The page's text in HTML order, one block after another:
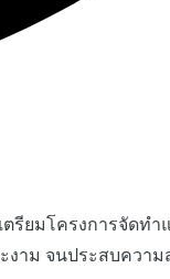
รียมโครงการจัดท
าม จนประสบความ